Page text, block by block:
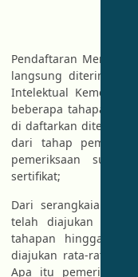
Pendaftaran Merek
langsung diterima
Intelektual
beberapa tahapan
di daftarkan diterima
dari tahap
pemeriksaan
sertifikat;
Dari serangkaian
telah diajukan ke
tahapan hingga
diajukan rata-rata
Apa itu pemeriksaan